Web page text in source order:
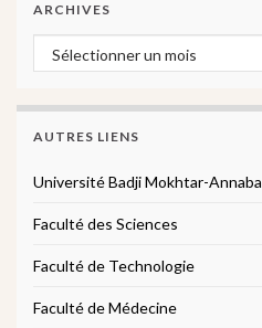
ARCHIVES
Archives
AUTRES LIENS
Université Badji Mokhtar-Annaba
Faculté des Sciences
Faculté de Technologie
Faculté de Médecine